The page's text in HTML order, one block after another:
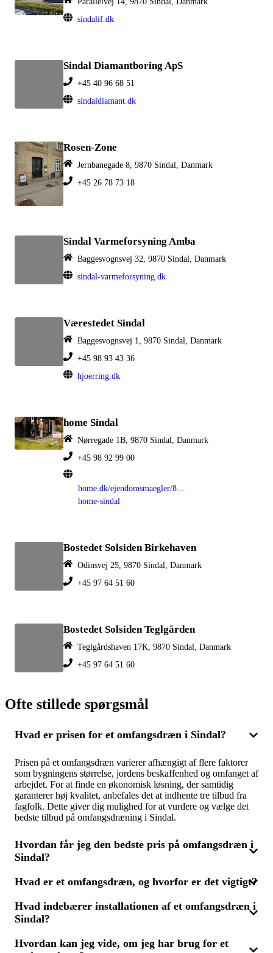
sindalif.dk
Sindal Diamantboring ApS
+45 40 96 68 51
sindaldiamant.dk
Rosen-Zone
Jernbanegade 8, 9870 Sindal, Danmark
+45 26 78 73 18
Sindal Varmeforsyning Amba
Baggesvognsvej 32, 9870 Sindal, Danmark
sindal-varmeforsyning.dk
Værestedet Sindal
Baggesvognsvej 1, 9870 Sindal, Danmark
+45 98 93 43 36
hjoerring.dk
home Sindal
Nørregade 1B, 9870 Sindal, Danmark
+45 98 92 99 00
home.dk/ejendomsmaegler/830-
home-sindal
Bostedet Solsiden Birkehaven
Odinsvej 25, 9870 Sindal, Danmark
+45 97 64 51 60
Bostedet Solsiden Teglgården
Teglgårdshaven 17K, 9870 Sindal, Danmark
+45 97 64 51 60
Ofte stillede spørgsmål
Hvad er prisen for et omfangsdræn i Sindal?
Prisen på et omfangsdræn varierer afhængigt af flere faktorer
som bygningens størrelse, jordens beskaffenhed og omfanget af
arbejdet. For at finde en økonomisk løsning, der samtidig
garanterer høj kvalitet, anbefales det at indhente tre tilbud fra
fagfolk. Dette giver dig mulighed for at vurdere og vælge det
bedste tilbud på omfangsdræning i Sindal.
Hvordan får jeg den bedste pris på omfangsdræn i
Sindal?
For at sikre dig den mest konkurrencedygtige pris på
leverandører. Ved at skaffe tre tilbud, kan du sammenligne
priser og kvalitet og vælge den løsning, der bedst fugtsikrer dit
fordelagtige – det handler om at finde en balance mellem pris
og kvalitet i Sindal.
Hvad er et omfangsdræn, og hvorfor er det vigtigt?
Et omfangsdræn er et drænsystem, der installeres rundt om
fundamentet på en bygning for at lede vand væk og forebygge
problemer med fugt eller vandindtrængen, kan et omfangsdræn
Hvad indebærer installationen af et omfangsdræn i
Sindal?
Installation af et omfangsdræn begynder med en grundig
Hvordan kan jeg vide, om jeg har brug for et